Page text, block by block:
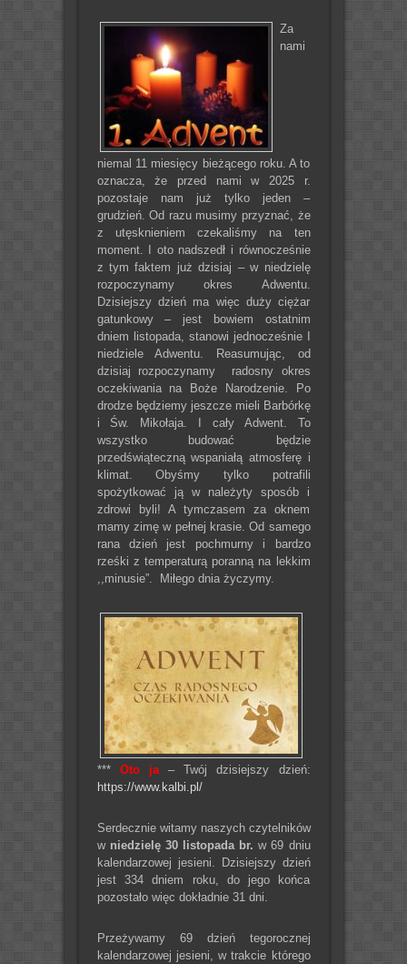
Za
nami
niemal 11 miesięcy bieżącego roku. A to
oznacza, że przed nami w 2025 r.
pozostaje nam już tylko jeden –
grudzień. Od razu musimy przyznać, że
z utęsknieniem czekaliśmy na ten
moment. I oto nadszedł i równocześnie
z tym faktem już dzisiaj – w niedzielę
rozpoczynamy okres Adwentu.
Dzisiejszy dzień ma więc duży ciężar
gatunkowy – jest bowiem ostatnim
dniem listopada, stanowi jednocześnie I
niedziele Adwentu. Reasumując, od
dzisiaj rozpoczynamy radosny okres
oczekiwania na Boże Narodzenie. Po
drodze będziemy jeszcze mieli Barbórkę
i Św. Mikołaja. I cały Adwent. To
wszystko budować będzie
przedświąteczną wspaniałą atmosferę i
klimat. Obyśmy tylko potrafili
spożytkować ją w należyty sposób i
zdrowi byli! A tymczasem za oknem
mamy zimę w pełnej krasie. Od samego
rana dzień jest pochmurny i bardzo
rześki z temperaturą poranną na lekkim
,,minusie”. Miłego dnia życzymy.
*** Oto ja– Twój dzisiejszy dzień:
https://www.kalbi.pl/
Serdecznie witamy naszych czytelników
wniedzielę 30 listopada br.w 69 dniu
kalendarzowej jesieni. Dzisiejszy dzień
jest 334 dniem roku, do jego końca
pozostało więc dokładnie 31 dni.
Przeżywamy 69 dzień tegorocznej
kalendarzowej jesieni, w trakcie którego